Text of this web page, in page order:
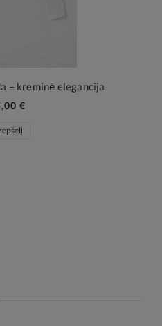
– kreminė elegancija
€